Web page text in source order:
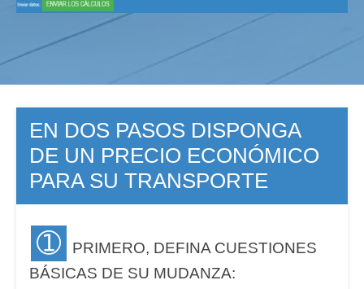
EN DOS PASOS DISPONGA
DE UN PRECIO ECONÓMICO
PARA SU TRANSPORTE
➀
PRIMERO, DEFINA CUESTIONES
BÁSICAS DE SU MUDANZA: